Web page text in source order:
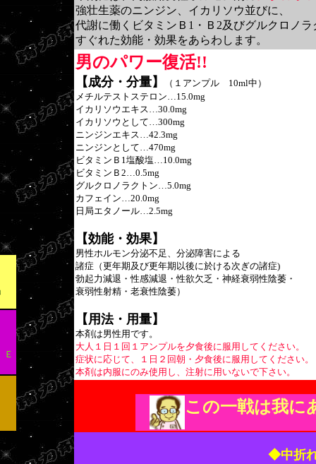
強壮生薬のニンジン、イカリソウ並びに、
代謝に働くビタミンＢ1・Ｂ2及びグルクロノ
すぐれた効能・効果をあらわします。
男のパワー復活!!
【成分・分量】
（１アンプル 10ml中）
メチルテストステロン…15.0mg
イカリソウエキス…30.0mg
イカリソウとして…300mg
ニンジンエキス…42.3mg
ニンジンとして…470mg
ビタミンＢ1塩酸塩…10.0mg
ビタミンＢ2…0.5mg
グルクロノラクトン…5.0mg
カフェイン…20.0mg
日局エタノール…2.5mg
【効能・効果】
男性ホルモン分泌不足、分泌障害による
諸症（更年期及び更年期以後に於ける次ぎの諸症)
勃起力減退・性感減退・性欲欠乏・神経衰弱性陰萎・
衰弱性射精・老衰性陰萎）
【用法・用量】
本剤は男性用です。
大人１日１回１アンプルを夕食後に服用してください。
症状に応じて、１日２回朝・夕食後に服用してください。
本剤は内服にのみ使用し、注射に用いないで下さい。
この一戦は我に
◆中折
Ｅ